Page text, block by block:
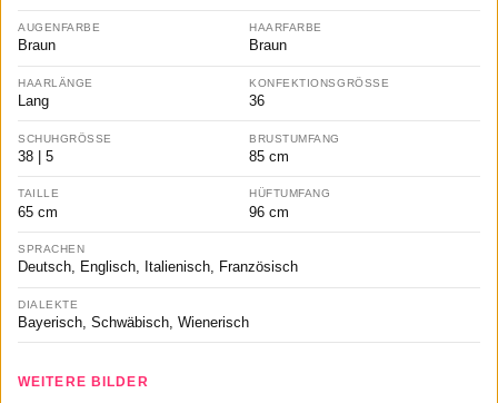
WEITERE BILDER
AUGENFARBE
Braun
HAARFARBE
Braun
HAARLÄNGE
Lang
KONFEKTIONSGRÖSSE
36
SCHUHGRÖSSE
38 | 5
BRUSTUMFANG
85 cm
TAILLE
65 cm
HÜFTUMFANG
96 cm
SPRACHEN
Deutsch, Englisch, Italienisch, Französisch
DIALEKTE
Bayerisch, Schwäbisch, Wienerisch